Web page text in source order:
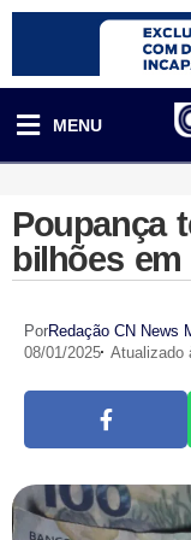
MENU
Poupança
bilhões em
PorRedação CN News
08/01/2025 Atualizado